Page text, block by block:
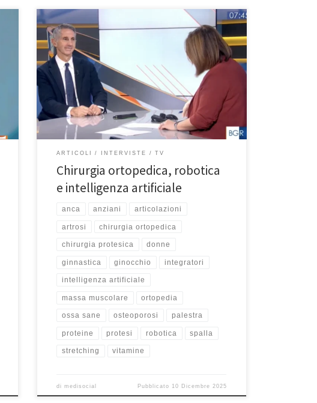
Chirurgia ortopedica, robotica e intelligenza artificiale.
In questa intervista del 9 dicembre 2025 a Buongiorno
Regione Lazio in onda su Rai 3, il Prof. Franceschi ha
parlato delle nuove frontiere della chirurgia
ortopedica, robotica e intelligenza artificiale, sempre
più in soccorso della medicina ed in particolare
dell’ortopedia. Guarda l’intervista completa […]
ARTICOLI INTERVISTE TV
Chirurgia ortopedica, robotica
e intelligenza artificiale
anca anziani articolazioni
artrosi chirurgia ortopedica
chirurgia protesica donne
ginnastica ginocchio integratori
intelligenza artificiale
massa muscolare ortopedia
ossa sane osteoporosi palestra
proteine protesi robotica spalla
stretching vitamine
dimedisocial Pubblicato 10 Dicembre 2025